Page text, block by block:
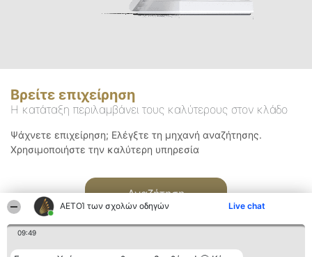
ΑΕΤΟΊ των σχολών οδηγών Live chat
09:49
Βρείτε επιχείρηση
Η κατάταξη περιλαμβάνει τους καλύτερους στον κλάδο
Ψάχνετε επιχείρηση; Ελέγξτε τη μηχανή αναζήτησης.
Χρησιμοποιήστε την καλύτερη υπηρεσία
Αναζήτηση